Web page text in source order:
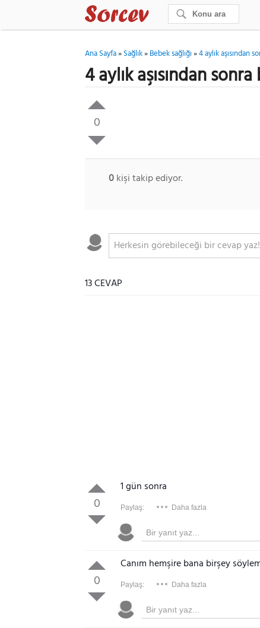
Ana Sayfa»Sağlık»Bebek sağlığı»4 aylık aşısından
4 aylık aşısından
0
0kişi takip ediyor.
13 CEVAP
0
1 gün sonra
Paylaş: Daha fazla
0
Canım hemşire bana birşey
Paylaş: Daha fazla